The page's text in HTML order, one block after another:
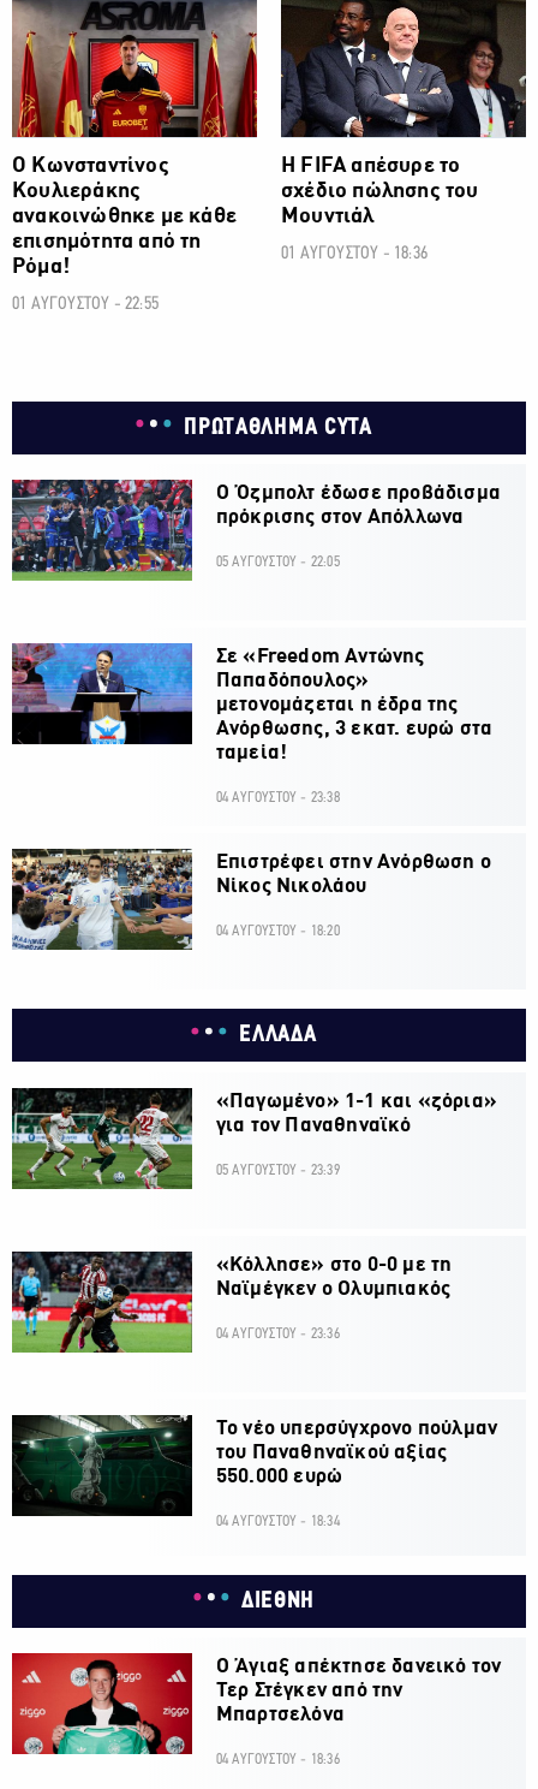
ΠΟΔΟΣΦΑΙΡΟ
Ο Κωνσταντίνος
Κουλιεράκης
ανακοινώθηκε με κάθε
επισημότητα από τη
Ρόμα!
01 ΑΥΓΟΥΣΤΟΥ - 22:55
ΠΟΔΟΣΦΑΙΡΟ
Η FIFA απέσυρε το
σχέδιο πώλησης του
Μουντιάλ
01 ΑΥΓΟΥΣΤΟΥ - 18:36
ΠΡΩΤΑΘΛΗΜΑ CYTA
Ο Όζμπολτ έδωσε προβάδισμα
πρόκρισης στον Απόλλωνα
05 ΑΥΓΟΥΣΤΟΥ - 22:05
Σε «Freedom Αντώνης
Παπαδόπουλος»
μετονομάζεται η έδρα της
Ανόρθωσης, 3 εκατ. ευρώ στα
ταμεία!
04 ΑΥΓΟΥΣΤΟΥ - 23:38
Επιστρέφει στην Ανόρθωση ο
Νίκος Νικολάου
04 ΑΥΓΟΥΣΤΟΥ - 18:20
ΕΛΛΑΔΑ
«Παγωμένο» 1-1 και «ζόρια»
για τον Παναθηναϊκό
05 ΑΥΓΟΥΣΤΟΥ - 23:39
«Κόλλησε» στο 0-0 με τη
Ναϊμέγκεν ο Ολυμπιακός
04 ΑΥΓΟΥΣΤΟΥ - 23:36
Το νέο υπερσύγχρονο πούλμαν
του Παναθηναϊκού αξίας
550.000 ευρώ
04 ΑΥΓΟΥΣΤΟΥ - 18:34
ΔΙΕΘΝΗ
Ο Άγιαξ απέκτησε δανεικό τον
Τερ Στέγκεν από την
Μπαρτσελόνα
04 ΑΥΓΟΥΣΤΟΥ - 18:36